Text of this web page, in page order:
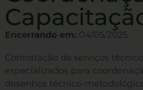
Encerrando em: 04/05/2025
Contratação de serviços
especializados para
desenhos técnico-